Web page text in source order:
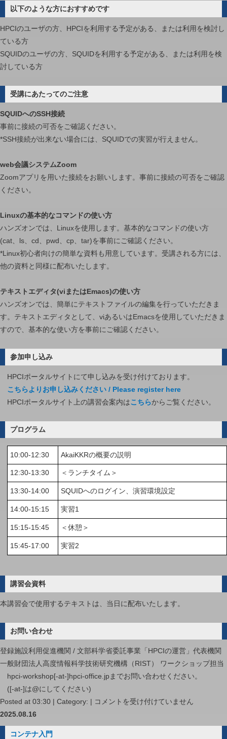
以下のような方におすすめです
HPCIのユーザの方、HPCIを利用する予定がある、または利用を検討し
ている方
SQUIDのユーザの方、SQUIDを利用する予定がある、または利用を検
討している方
受講にあたってのご注意
SQUIDへのSSH接続
事前に接続の可否をご確認ください。
*SSH接続が出来ない場合には、SQUIDでの実習が行えません。
web会議システムZoom
Zoomアプリを用いた接続をお願いします。事前に接続の可否をご確認
ください。
Linuxの基本的なコマンドの使い方
ハンズオンでは、Linuxを使用します。基本的なコマンドの使い方
(cat、ls、cd、pwd、cp、tar)を事前にご確認ください。
*Linux初心者向けの簡単な資料も用意しています。受講される方には、
他の資料と同様に配布いたします。
テキストエディタ(viまたはEmacs)の使い方
ハンズオンでは、簡単にテキストファイルの編集を行っていただきま
す。テキストエディタとして、viあるいはEmacsを使用していただきま
すので、基本的な使い方を事前にご確認ください。
参加申し込み
HPCIポータルサイトにて申し込みを受け付けております。
こちらよりお申し込みください / Please register here
HPCIポータルサイト上の講習会案内はこちらからご覧ください。
プログラム
10:00-12:30 AkaiKKRの概要の説明
12:30-13:30 ＜ランチタイム＞
13:30-14:00 SQUIDへのログイン、演習環境設定
14:00-15:15 実習1
15:15-15:45 ＜休憩＞
15:45-17:00 実習2
講習会資料
本講習会で使用するテキストは、当日に配布いたします。
お問い合わせ
登録施設利用促進機関 / 文部科学省委託事業「HPCIの運営」代表機関
一般財団法人高度情報科学技術研究機構（RIST） ワークショップ担当
hpci-workshop[-at-]hpci-office.jpまでお問い合わせください。
([-at-]は@にしてください)
Posted at 03:30 | Category: | AkaiKKR
習
コメントを受け付けていません
2025.08.16
コンテナ入門